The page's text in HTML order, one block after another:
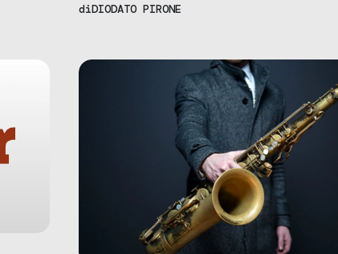
diDIODATO PIRONE